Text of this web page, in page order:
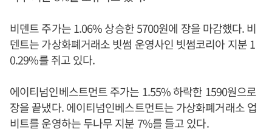
비덴트 주가는 1.06% 상승한 5700원에 장을 마감했다. 비
덴트는 가상화폐거래소 빗썸 운영사인 빗썸코리아 지분 1
0.29%를 쥐고 있다.
에이티넘인베스트먼트 주가는 1.55% 하락한 1590원으로
장을 끝냈다. 에이티넘인베스트먼트는 가상화폐거래소 업
비트를 운영하는 두나무 지분 7%를 들고 있다.